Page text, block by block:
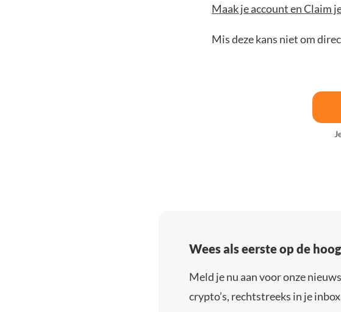
Maak je account en Claim
Mis deze kans niet om
Wees als eerste op de
Meld je nu aan voor onze
crypto’s, rechtstreeks in je